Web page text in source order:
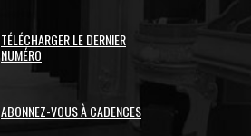
TÉLÉCHARGER LE DERNIER
NUMÉRO
ABONNEZ-VOUS À CADENCES